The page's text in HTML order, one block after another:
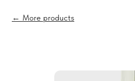
More products